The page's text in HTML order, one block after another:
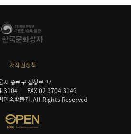
저작권정책
시 종로구 삼청로 37
3104
FAX 02-3704-3149
속박물관. All Rights Reserved